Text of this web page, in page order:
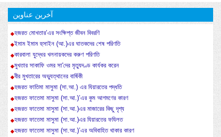
آخرین عناوین
হজরত মোখতার’এর সংক্ষিপ্ত জীবন বিবরণি
ইমাম ইমাম হুসাইন (আ.)এর ঘাতকদের শেষ পরিণতি
কারবালা যুদ্ধের খলনায়কদের করুণ পরিণতি
মুখতার সাকাফি ওমর সা'দের মৃত্যুদণ্ড কার্যকর করেন
বীর মুখতারের অভ্যুত্থানের বার্ষিকী
হজরত ফাতিমা মাসুমা (সা.আ.) এর যিয়ারতের পদ্ধতি
হজরত ফাতেমা মাসুমা (সা.আ.)’এর কুম আগমণের কারণ
হজরত ফাতেমা মাসুমা (সা.আ.)এর মাজারের কিছু দৃশ্য
হজরত ফাতেমা মাসুমা (সা.আ.)এর যিয়ারতের ফযিলত
হজরত ফাতেমা মাসুমা (সা.আ.)’এর অবিবাহিত থাকার কারণ